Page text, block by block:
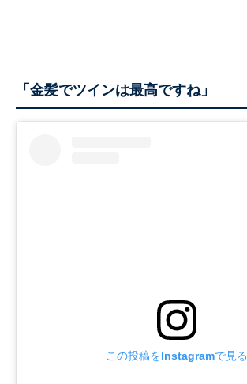
「金髪でツインは最高ですね」
この投稿をInstagramで見る